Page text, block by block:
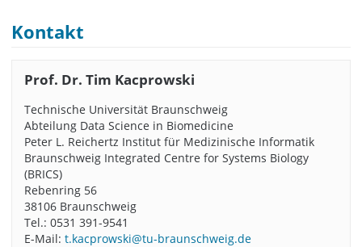
Kontakt
Prof. Dr. Tim Kacprowski
Technische Universität Braunschweig
Abteilung Data Science in Biomedicine
Peter L. Reichertz Institut für Medizinische Informatik
Braunschweig Integrated Centre for Systems Biology
(BRICS)
Rebenring 56
38106 Braunschweig
Tel.: 0531 391-9541
E-Mail: t.kacprowski@tu-braunschweig.de